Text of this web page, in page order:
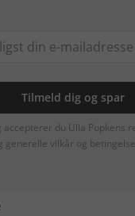
Tilmeld dig og spar
accepterer du Ulla Popkens
generelle vilkår og